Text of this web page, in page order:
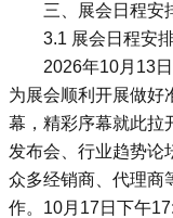
三、展会日程安
3.1 展会日程安
2026年10月13
为展会顺利开展做好
幕，精彩序幕就此拉
发布会、行业趋势论
众多经销商、代理商
作。10月17日下午